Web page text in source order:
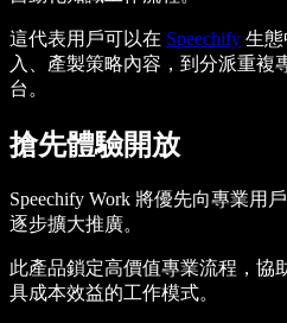
這代表用戶可以在 Speechify 生
入、產製策略內容，到分派重複
台。
搶先體驗開放
Speechify Work 將優先向專業用
逐步擴大推廣。
此產品鎖定高價值專業流程，協
具成本效益的工作模式。